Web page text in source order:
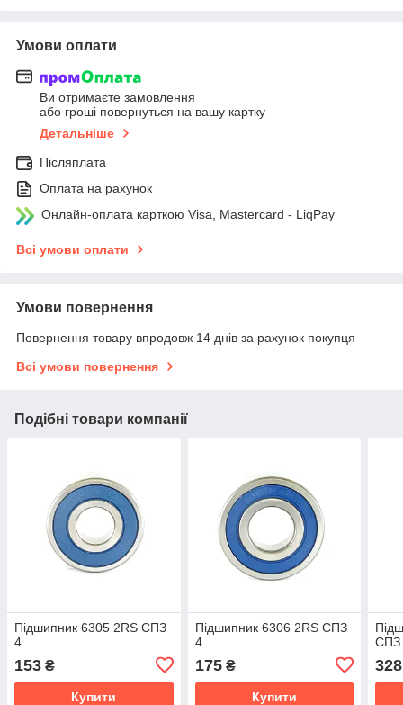
Умови оплати
Ви отримаєте замовлення
або гроші повернуться на вашу картку
Детальніше
Післяплата
Оплата на рахунок
Онлайн-оплата карткою Visa, Mastercard - LiqPay
Всі умови оплати
Умови повернення
Повернення товару впродовж 14 днів за рахунок покупця
Всі умови повернення
Подібні товари компанії
Підшипник 6305 2RS СПЗ
4
153 ₴
Купити
Підшипник 6306 2RS СПЗ
4
175₴
Купити
СПЗ
328